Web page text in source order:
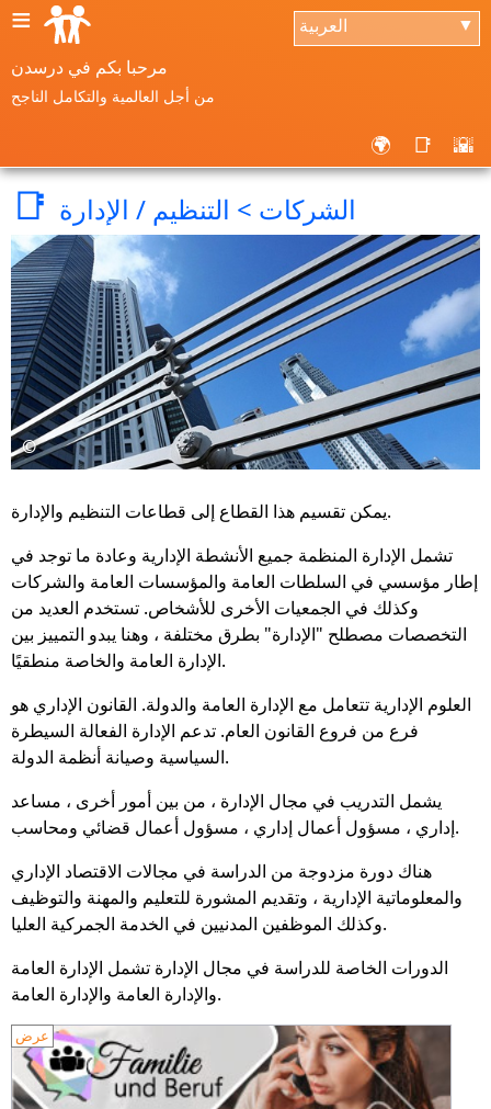
≡ العربية ▼
مرحبا بكم في درسدن
من أجل العالمية والتكامل الناجح
🌍 📑 🌇
📑 الشركات > التنظيم / الإدارة
©
يمكن تقسيم هذا القطاع إلى قطاعات التنظيم والإدارة.
تشمل الإدارة المنظمة جميع الأنشطة الإدارية وعادة ما توجد في
إطار مؤسسي في السلطات العامة والمؤسسات العامة والشركات
وكذلك في الجمعيات الأخرى للأشخاص. تستخدم العديد من
التخصصات مصطلح "الإدارة" بطرق مختلفة ، وهنا يبدو التمييز بين
الإدارة العامة والخاصة منطقيًا.
العلوم الإدارية تتعامل مع الإدارة العامة والدولة. القانون الإداري هو
فرع من فروع القانون العام. تدعم الإدارة الفعالة السيطرة
السياسية وصيانة أنظمة الدولة.
يشمل التدريب في مجال الإدارة ، من بين أمور أخرى ، مساعد
إداري ، مسؤول أعمال إداري ، مسؤول أعمال قضائي ومحاسب.
هناك دورة مزدوجة من الدراسة في مجالات الاقتصاد الإداري
والمعلوماتية الإدارية ، وتقديم المشورة للتعليم والمهنة والتوظيف
وكذلك الموظفين المدنيين في الخدمة الجمركية العليا.
الدورات الخاصة للدراسة في مجال الإدارة تشمل الإدارة العامة
والإدارة العامة والإدارة العامة.
عرض